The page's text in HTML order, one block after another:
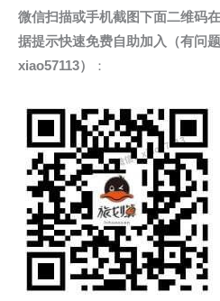
微信扫描或手机截图下面二维码
据提示快速免费自助加入（有问
xiao57113）
：